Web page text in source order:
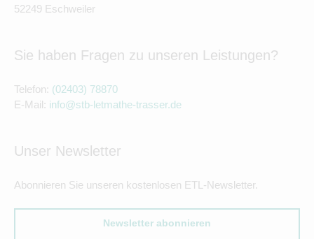
52249 Eschweiler
Sie haben Fragen zu unseren Leistungen?
Telefon: (02403) 78870
E-Mail: info@stb-letmathe-trasser.de
Unser Newsletter
Abonnieren Sie unseren kostenlosen ETL-Newsletter.
Newsletter abonnieren